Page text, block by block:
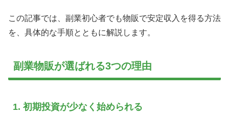
この記事では、副業初心者でも物販で安定収入を得る方法
を、具体的な手順とともに解説します。
副業物販が選ばれる3つの理由
1. 初期投資が少なく始められる